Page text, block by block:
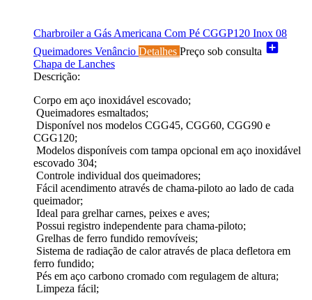
Charbroiler a Gás Americana Com Pé CGGP120 Inox 08
Queimadores Venâncio Detalhes Preço sob consulta add_box
Chapa de Lanches
Descrição:
Corpo em aço inoxidável escovado;
Queimadores esmaltados;
Disponível nos modelos CGG45, CGG60, CGG90 e
CGG120;
Modelos disponíveis com tampa opcional em aço inoxidável
escovado 304;
Controle individual dos queimadores;
Fácil acendimento através de chama-piloto ao lado de cada
queimador;
Ideal para grelhar carnes, peixes e aves;
Possui registro independente para chama-piloto;
Grelhas de ferro fundido removíveis;
Sistema de radiação de calor através de placa defletora em
ferro fundido;
Pés em aço carbono cromado com regulagem de altura;
Limpeza fácil;